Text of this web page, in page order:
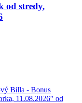
od stredy,
Billa - Bonus
11.08.2026" od